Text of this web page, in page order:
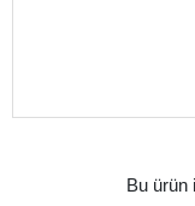
Bu ürün